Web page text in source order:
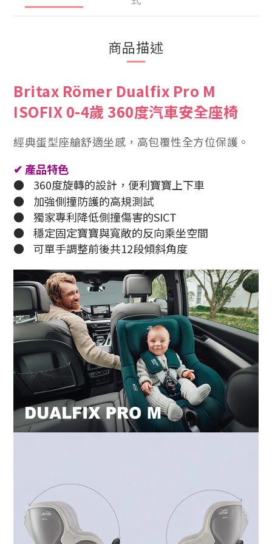
商品描述
Britax Römer Dualfix Pro M
ISOFIX 0-4歲 360度汽車安全座椅
經典蛋型座艙舒適坐感，高包覆性全方位保護。
✔ 產品特色
●
360度旋轉的設計，便利寶寶上下車
●
加強側撞防護的高規測試
●
獨家專利降低側撞傷害的SICT
●
穩定固定寶寶與寬敞的反向乘坐空間
●
可單手調整前後共12段傾斜角度